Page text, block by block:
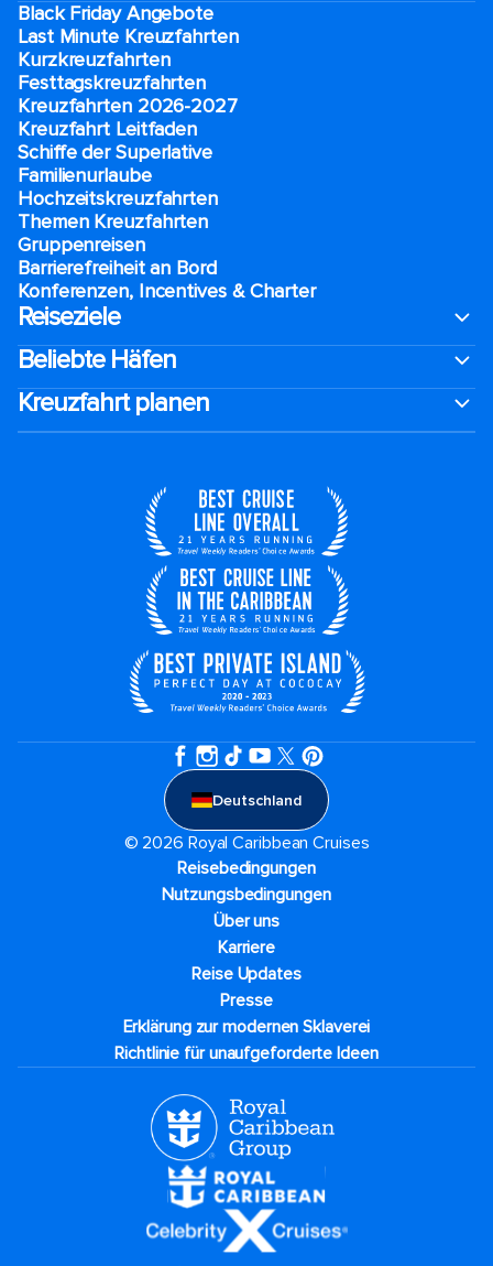
Black Friday Angebote
Last Minute Kreuzfahrten
Kurzkreuzfahrten​
Festtagskreuzfahrten​
Kreuzfahrten 2026-2027
Kreuzfahrt Leitfaden
Schiffe der Superlative
Familienurlaube​
Hochzeitskreuzfahrten
Themen Kreuzfahrten
Gruppenreisen
Barrierefreiheit an Bord​
Konferenzen, Incentives & Charter
Reiseziele
Beliebte Häfen
Kreuzfahrt planen
Deutschland
© 2026 Royal Caribbean Cruises
Reisebedingungen
Nutzungsbedingungen
Über uns
Karriere​
Reise Updates​
Presse
Erklärung zur modernen Sklaverei
Richtlinie für unaufgeforderte Ideen